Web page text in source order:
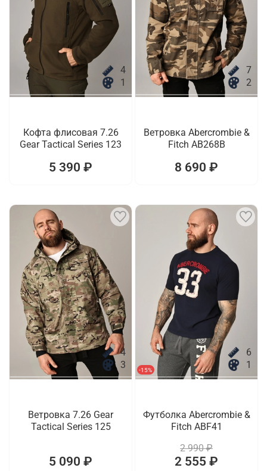
4
1
Кофта флисовая 7.26
Gear Tactical Series 123
5 390 ₽
7
2
Ветровка Abercrombie &
Fitch AB268B
8 690 ₽
4
3
Ветровка 7.26 Gear
Tactical Series 125
5 090 ₽
-15%
6
1
Футболка Abercrombie &
Fitch ABF41
2 990 ₽
2 555 ₽